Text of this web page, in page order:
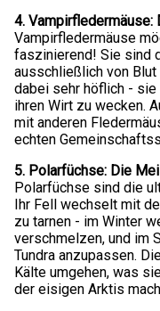
4.
Vampirfledermäuse
faszinierend! Sie sind
ausschließlich von Blut
dabei sehr höflich -
ihren Wirt zu wecken.
mit anderen
echten
5. Polarfüchse: Die
Polarfüchse sind die
Ihr Fell wechselt mit
zu tarnen - im Winter
verschmelzen, und im
Tundra anzupassen.
Kälte umgehen, was
der eisigen Arktis